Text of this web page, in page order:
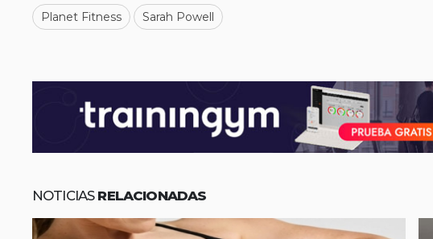
Planet Fitness Sarah Powell
NOTICIAS RELACIONADAS